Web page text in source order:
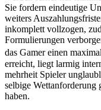
Sie fordern eindeutige
weiters
inkomplett vollzogen,
Formulierungen
das Gamer einen
erreicht, liegt larmig
mehrheit Spieler
selbige
haben.